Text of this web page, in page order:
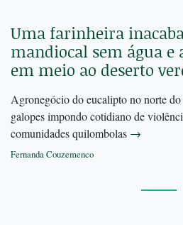
Uma farinheira
mandiocal sem água e
em meio ao deserto
Agronegócio do eucalipto no norte
galopes impondo cotidiano de
comunidades quilombolas →
Fernanda Couzemenco